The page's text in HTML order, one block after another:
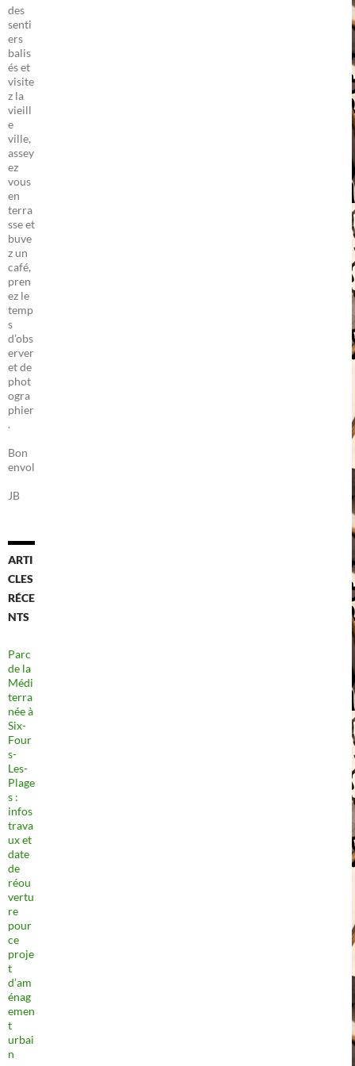
des
senti
ers
balis
és et
visite
z la
vieill
e
ville,
assey
ez
vous
en
terra
sse et
buve
z un
café,
pren
ez le
temp
s
d’obs
erver
et de
phot
ogra
phier
.
Bon
envol
JB
ARTI
CLES
RÉCE
NTS
Parc
de la
Médi
terra
née à
Six-
Four
s-
Les-
Plage
s :
infos
trava
ux et
date
de
réou
vertu
re
pour
ce
proje
t
d’am
énag
emen
t
urbai
n